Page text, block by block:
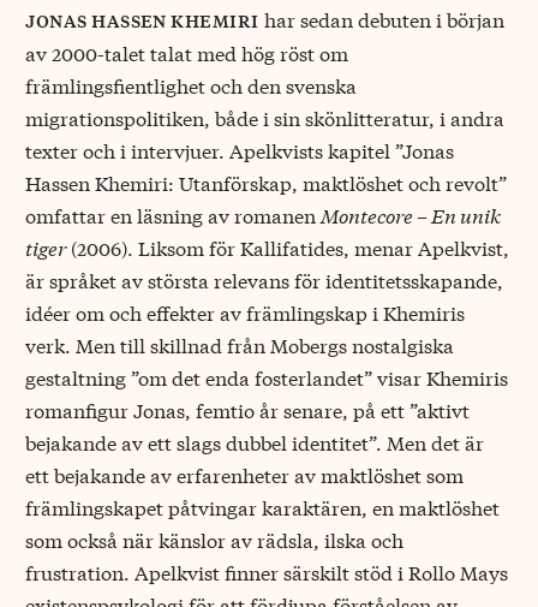
jonas hassen khemiri har sedan debuten i början
av 2000-talet talat med hög röst om
främlingsfientlighet och den svenska
migrationspolitiken, både i sin skönlitteratur, i andra
texter och i intervjuer. Apelkvists kapitel ”Jonas
Hassen Khemiri: Utanförskap, maktlöshet och revolt”
omfattar en läsning av romanenMontecore – En unik
tiger(2006). Liksom för Kallifatides, menar Apelkvist,
är språket av största relevans för identitetsskapande,
idéer om och effekter av främlingskap i Khemiris
verk. Men till skillnad från Mobergs nostalgiska
gestaltning ”om det enda fosterlandet” visar Khemiris
romanfigur Jonas, femtio år senare, på ett ”aktivt
bejakande av ett slags dubbel identitet”. Men det är
ett bejakande av erfarenheter av maktlöshet som
främlingskapet påtvingar karaktären, en maktlöshet
som också när känslor av rädsla, ilska och
frustration. Apelkvist finner särskilt stöd i Rollo Mays